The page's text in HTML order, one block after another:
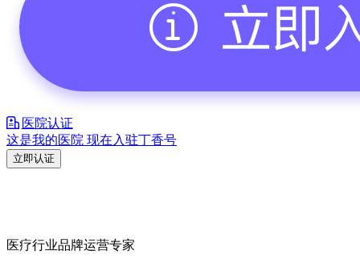
医院认证
这是我的医院 现在入驻丁香号
立即认证
医疗行业品牌运营专家